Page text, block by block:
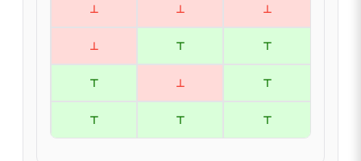
⊥ ⊥ ⊥
⊥ ⊤ ⊤
⊤ ⊥ ⊤
⊤ ⊤ ⊤